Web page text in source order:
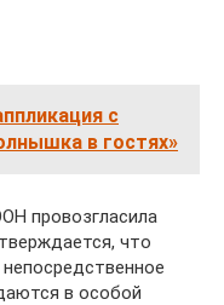
с
в гостях»
провозгласила
что
в особой